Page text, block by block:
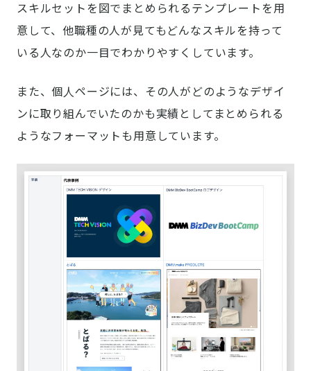
スキルセットを図でまとめられるテンプレートを用
意して、他職種の人が見てもどんなスキルを持って
いる人なのか一目でわかりやすくしています。
また、個人ページには、その人がどのようなデザイ
ンに取り組んでいたのかも実績としてまとめられる
ようなフォーマットも用意しています。